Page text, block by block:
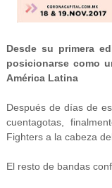
Desde su primera
posicionarse como
América Latina
Después de días de
cuentagotas,
Fighters a la cabeza
El resto de bandas